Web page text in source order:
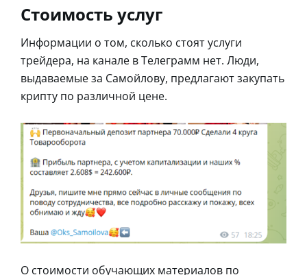
Стоимость услуг
Информации о том, сколько стоят услуги
трейдера, на канале в Телеграмм нет. Люди,
выдаваемые за Самойлову, предлагают закупать
крипту по различной цене.
О стоимости обучающих материалов по